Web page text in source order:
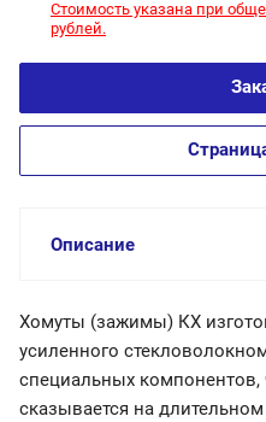
Стоимость указана при
рублей.
Описание
Хомуты (зажимы) КХ
усиленного
специальных компонентов,
сказывается на